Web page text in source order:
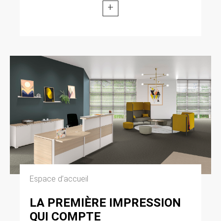
+
Espace d’accueil
LA PREMIÈRE IMPRESSION
QUI COMPTE